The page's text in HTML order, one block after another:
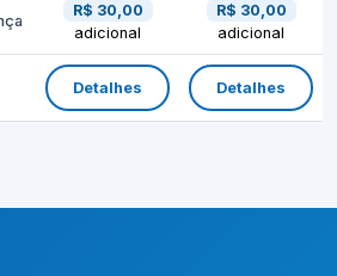
R$ 30,00
adicional
R$ 30,00
adicional
Detalhes Detalhes